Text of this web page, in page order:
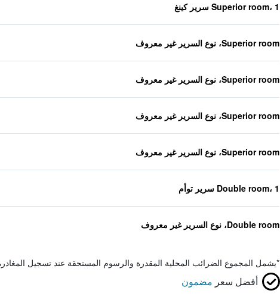
Superior room، 1 سرير كينغ
Superior room، نوع السرير غير معروف
Superior room، نوع السرير غير معروف
Superior room، نوع السرير غير معروف
Superior room، نوع السرير غير معروف
Double room، 1 سرير توأم
Double room، نوع السرير غير معروف
*يشمل المجموع الضرائب المحلية المقدرة والرسوم المستحقة عند تسجيل
أفضل سعر مضمون